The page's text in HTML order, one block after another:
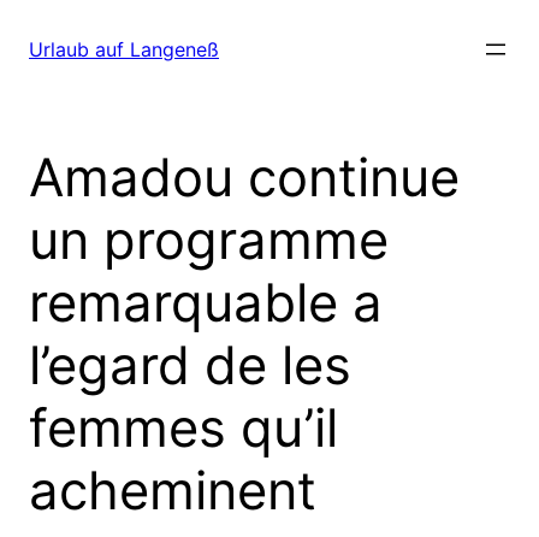
zumUrlaub auf Langeneß
Amadou continue
un programme
remarquable a
l’egard de les
femmes qu’il
acheminent